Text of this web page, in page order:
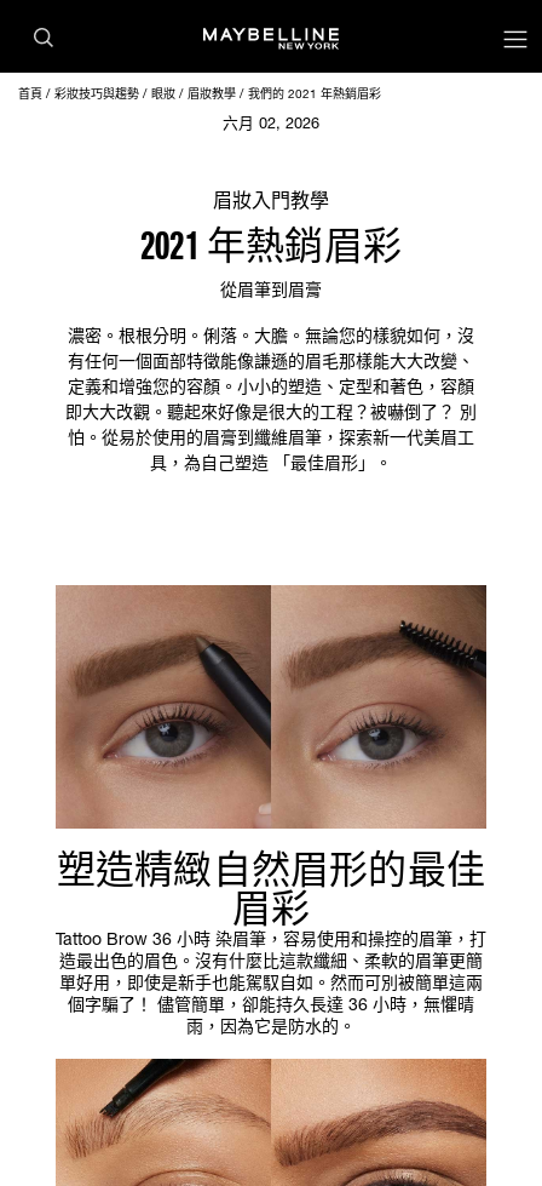
首頁 彩妝技巧與趨勢 眼妝 眉妝教學 我們的 2021 年熱銷眉彩
六月 02, 2026
眉妝入門教學
2021 年熱銷眉彩
從眉筆到眉膏
濃密。根根分明。俐落。大膽。無論您的樣貌如何，沒
有任何一個面部特徵能像謙遜的眉毛那樣能大大改變、
定義和增強您的容顏。小小的塑造、定型和著色，容顏
即大大改觀。聽起來好像是很大的工程？被嚇倒了？ 別
怕。從易於使用的眉膏到纖維眉筆，探索新一代美眉工
具，為自己塑造 「最佳眉形」。
塑造精緻自然眉形的最佳
眉彩
Tattoo Brow 36 小時 染眉筆，容易使用和操控的眉筆，打
造最出色的眉色。沒有什麼比這款纖細、柔軟的眉筆更簡
單好用，即使是新手也能駕馭自如。然而可別被簡單這兩
個字騙了！ 儘管簡單，卻能持久長達 36 小時，無懼晴
雨，因為它是防水的。